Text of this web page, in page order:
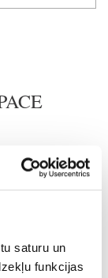
saturu un
funkcijas